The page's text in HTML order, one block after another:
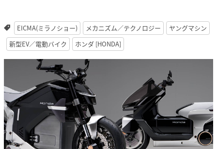
EICMA(ミラノショー) メカニズム／テクノロジー
ヤングマシン
新型EV／電動バイク
ホンダ [HONDA]